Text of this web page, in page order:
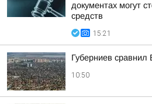
документах могут
средств
15:21
Губерниев сравнил
10:50